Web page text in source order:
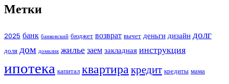
Метки
2025 банк банковский бюджет возврат вычет деньгидизайндолг
доля дом домклик жильезаемзакладнаяинструкция
ипотека капитал квартиракредит кредиты мама